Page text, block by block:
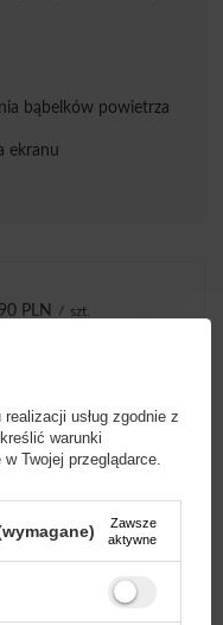
bąbelków powietrza
ekranu
PLN / szt.
Protection sp. z
SilverProtection+
usług zgodnie z
warunki
Twojej przeglądarce.
Zawsze
aktywne